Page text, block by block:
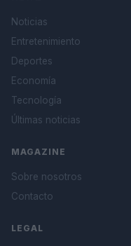
Noticias
Entretenimiento
Deportes
Economía
Tecnología
Últimas noticias
MAGAZINE
Sobre nosotros
Contacto
LEGAL